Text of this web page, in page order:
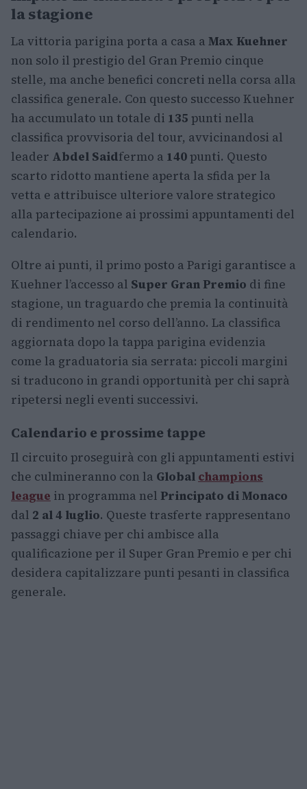
la stagione
La vittoria parigina porta a casa a Max Kuehner
non solo il prestigio del Gran Premio cinque
stelle, ma anche benefici concreti nella corsa alla
classifica generale. Con questo successo Kuehner
ha accumulato un totale di 135 punti nella
classifica provvisoria del tour, avvicinandosi al
leader Abdel Saidfermo a 140punti. Questo
scarto ridotto mantiene aperta la sfida per la
vetta e attribuisce ulteriore valore strategico
alla partecipazione ai prossimi appuntamenti del
calendario.
Oltre ai punti, il primo posto a Parigi garantisce a
Kuehner l’accesso al Super Gran Premio di fine
stagione, un traguardo che premia la continuità
di rendimento nel corso dell’anno. La classifica
aggiornata dopo la tappa parigina evidenzia
come la graduatoria sia serrata: piccoli margini
si traducono in grandi opportunità per chi saprà
ripetersi negli eventi successivi.
Calendario e prossime tappe
Il circuito proseguirà con gli appuntamenti estivi
che culmineranno con la Global champions
league in programma nel Principato di Monaco
dal 2 al 4 luglio. Queste trasferte rappresentano
passaggi chiave per chi ambisce alla
qualificazione per il Super Gran Premio e per chi
desidera capitalizzare punti pesanti in classifica
generale.